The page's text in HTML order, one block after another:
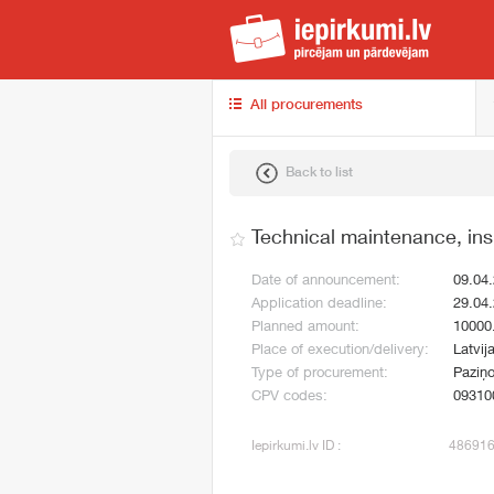
All procurements
Back to list
Technical maintenance,
Date of announcement:
Application deadline:
Planned amount:
Place of execution/delivery:
Latvija
Type of procurement:
CPV codes:
Iepirkumi.lv ID :